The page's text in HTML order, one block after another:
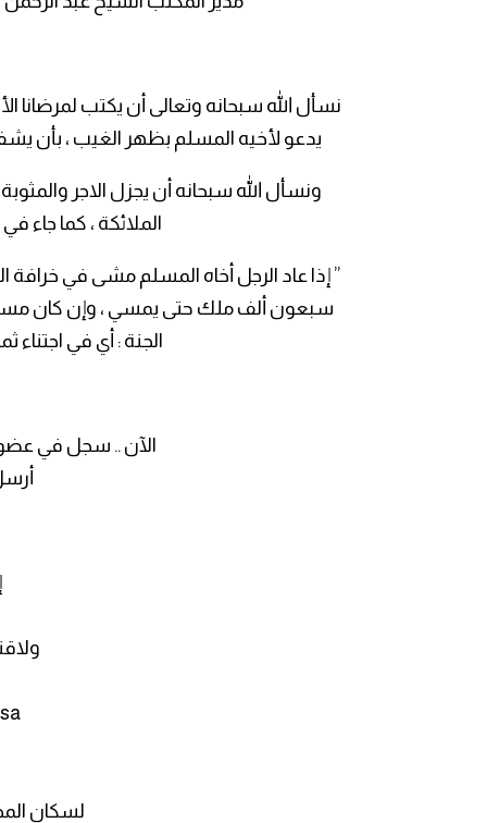
نسأل الله سبحانه وتعالى أن يكتب لمرضانا
يدعو لأخيه المسلم بظهر الغيب ، بأن
ونسأل الله سبحانه أن يجزل الاجر
الملائكة ، كما جاء
” إذا عاد الرجل أخاه المسلم مشى في
سبعون ألف ملك حتى يمسي ، وإن كان
الجنة : أي في اجتناء
الآن .. سجل في
لسكان المحافظة